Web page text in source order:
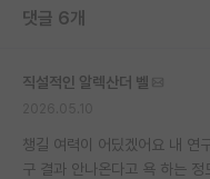
댓글 6개
직설적인 알렉산더 벨
챙길 여력이 어딨겠어요 내 연
구 결과 안나온다고 욕 하는 정